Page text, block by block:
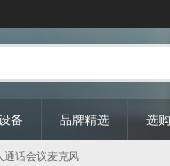
备 品牌精选 选
通话会议麦克风